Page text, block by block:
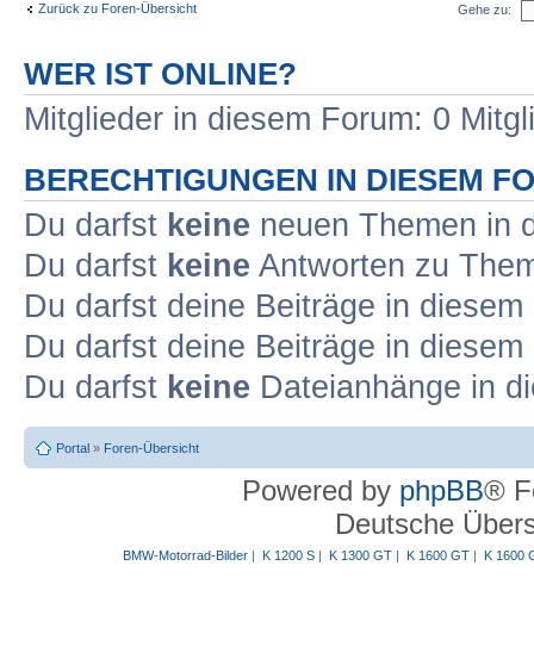
Zurück zu Foren-Übersicht Gehe zu:
WER IST ONLINE?
Mitglieder in diesem Forum: 0
BERECHTIGUNGEN IN DIESEM
Du darfst keine neuen Themen in
Du darfst keine Antworten zu
Du darfst deine Beiträge in
Du darfst deine Beiträge in
Du darfst keine Dateianhänge in
Portal » Foren-Übersicht
Powered by phpBB®
Deutsche
BMW-Motorrad-Bilder| K 1200 S| K 1300 GT| K 1600 GT| K 1600